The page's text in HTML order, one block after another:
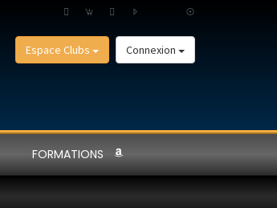
Connexion
Espace Clubs
FORMATIONS